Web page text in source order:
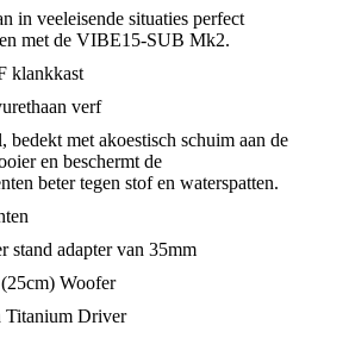
in veeleisende situaties perfect
met de VIBE15-SUB Mk2.
klankkast
verf
bedekt met akoestisch schuim aan de
en beschermt de
beter tegen stof en waterspatten.
stand adapter van 35mm
Woofer
Titanium Driver